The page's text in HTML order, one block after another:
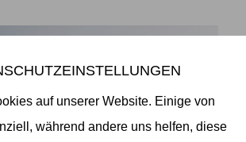
auf unserer Website. Einige von
während andere uns helfen, diese